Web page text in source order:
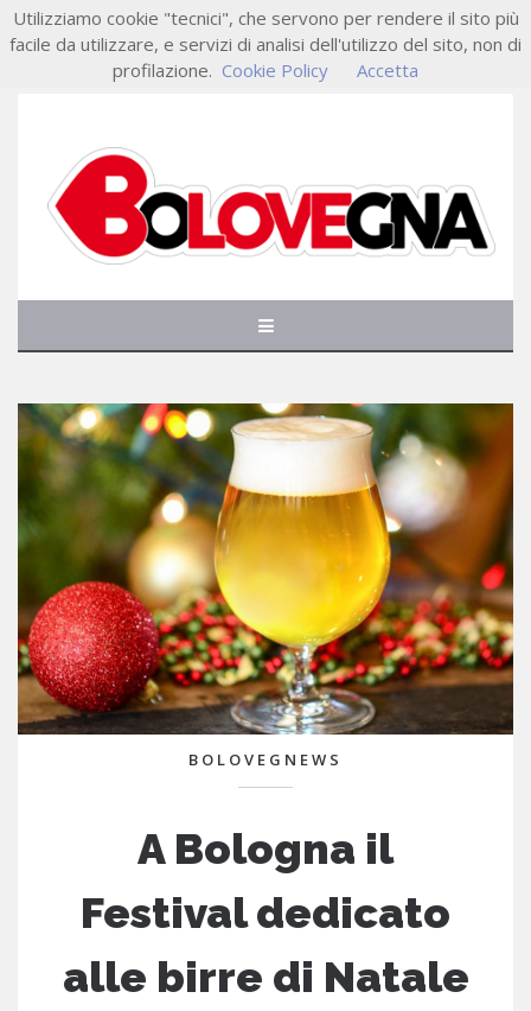
BOLOVEGNEWS
A Bologna il
Festival dedicato
alle birre di Natale
Utilizziamo cookie "tecnici", che servono per rendere il sito più
facile da utilizzare, e servizi di analisi dell'utilizzo del sito, non di
profilazione. Cookie Policy Accetta